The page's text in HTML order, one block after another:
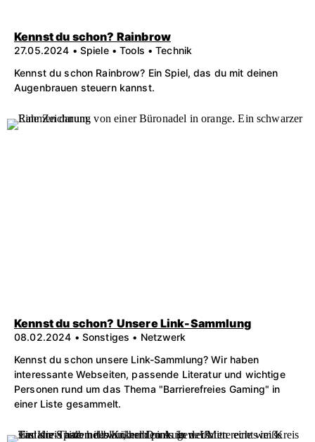
Kennst du schon? Rainbrow
27.05.2024 • Spiele • Tools • Technik
Kennst du schon Rainbrow? Ein Spiel, das du mit deinen
Augenbrauen steuern kannst.
Kennst du schon? Unsere Link-Sammlung
08.02.2024 • Sonstiges • Netzwerk
Kennst du schon unsere Link-Sammlung? Wir haben
interessante Webseiten, passende Literatur und wichtige
Personen rund um das Thema "Barrierefreies Gaming" in
einer Liste gesammelt.